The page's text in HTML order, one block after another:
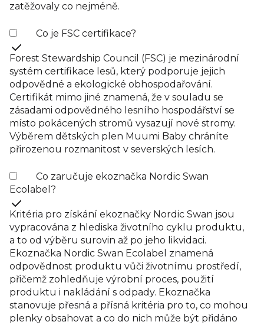
zatěžovaly co nejméně.
Co je FSC certifikace?
Forest Stewardship Council (FSC) je mezinárodní
systém certifikace lesů, který podporuje jejich
odpovědné a ekologické obhospodařování.
Certifikát mimo jiné znamená, že v souladu se
zásadami odpovědného lesního hospodářství se
místo pokácených stromů vysazují nové stromy.
Výběrem dětských plen Muumi Baby chráníte
přirozenou rozmanitost v severských lesích.
Co zaručuje ekoznačka Nordic Swan
Ecolabel?
Kritéria pro získání ekoznačky Nordic Swan jsou
vypracována z hlediska životního cyklu produktu,
a to od výběru surovin až po jeho likvidaci.
Ekoznačka Nordic Swan Ecolabel znamená
odpovědnost produktu vůči životnímu prostředí,
přičemž zohledňuje výrobní proces, použití
produktu i nakládání s odpady. Ekoznačka
stanovuje přesná a přísná kritéria pro to, co mohou
plenky obsahovat a co do nich může být přidáno